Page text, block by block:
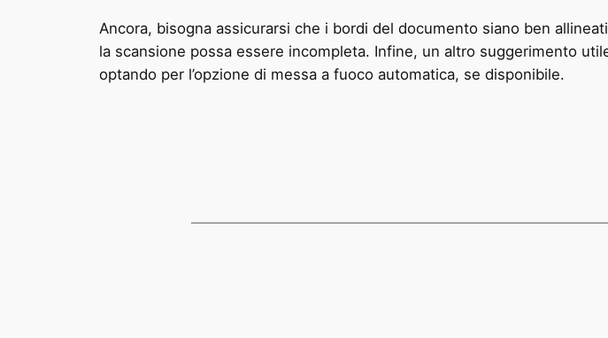
Ancora, bisogna assicurarsi che i bordi del documento siano ben
la scansione possa essere incompleta. Infine, un altro suggerimento
optando per l’opzione di messa a fuoco automatica, se disponibile.